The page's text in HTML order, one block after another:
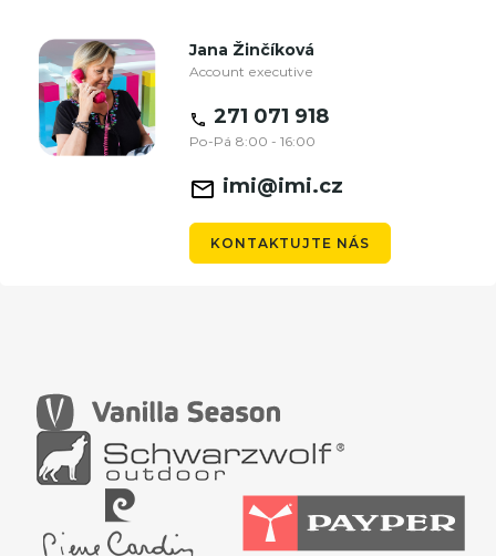
Jana Žinčíková
Account executive
271 071 918
Po-Pá 8:00 - 16:00
imi@imi.cz
KONTAKTUJTE NÁS